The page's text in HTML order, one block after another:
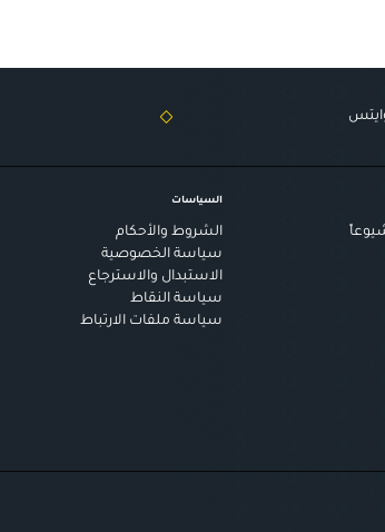
السياسات
الشروط والأحكام
سياسة الخصوصية
الاستبدال والاسترجاع
سياسة النقاط
سياسة ملفات الارتباط